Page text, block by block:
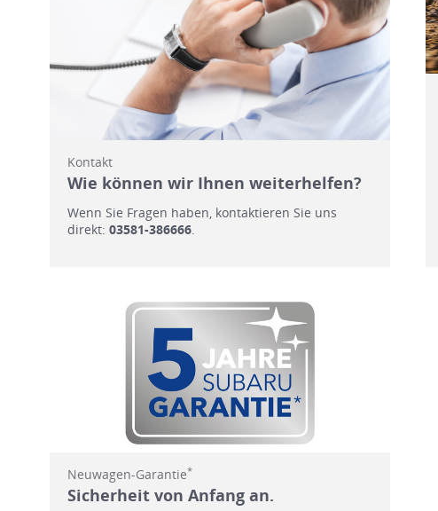
Kontakt
Wie können wir Ihnen weiterhelfen?
Wenn Sie Fragen haben, kontaktieren Sie uns
direkt: 03581-386666
Neuwagen-Garantie*
Sicherheit von Anfang an.